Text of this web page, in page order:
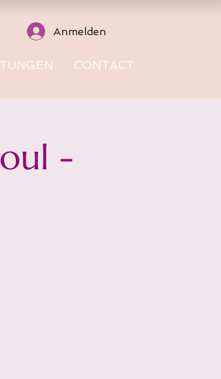
Anmelden
CONTACT
-